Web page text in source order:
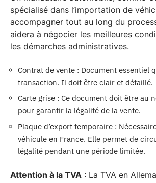
spécialisé dans l’importation de
accompagner tout au long du
aidera à négocier les meilleures
les démarches administratives.
Contrat de vente : Document essentiel
transaction. Il doit être clair et détaillé.
Carte grise : Ce document doit être au
pour garantir la légalité de la vente.
Plaque d’export temporaire :
véhicule en France. Elle permet de
légalité pendant une période limitée.
Attention à la TVA : La TVA en